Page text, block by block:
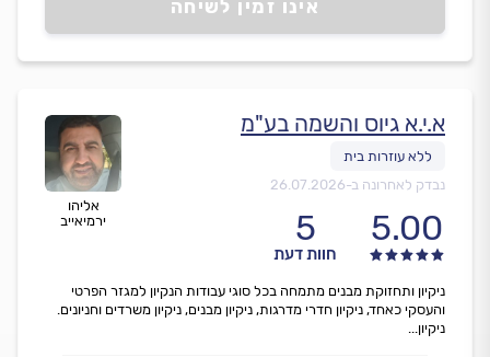
אינו זמין לשיחה
אליהו
ירמיאייב
א.י.א גיוס והשמה בע"מ
נבדק לאחרונה ב-26.07.2026
5.00
5
חוות דעת
ניקיון ותחזוקת מבנים מתמחה בכל סוגי עבודות הנקיון למגזר הפרטי
והעסקי כאחד, ניקיון חדרי מדרגות, ניקיון מבנים, ניקיון משרדים וחניונים.
ניקיון...